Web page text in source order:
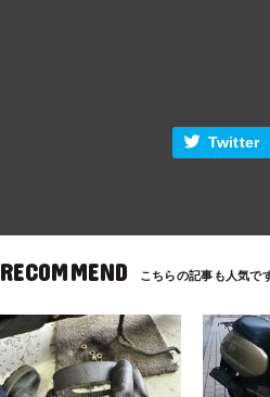
Twitter
RECOMMEND